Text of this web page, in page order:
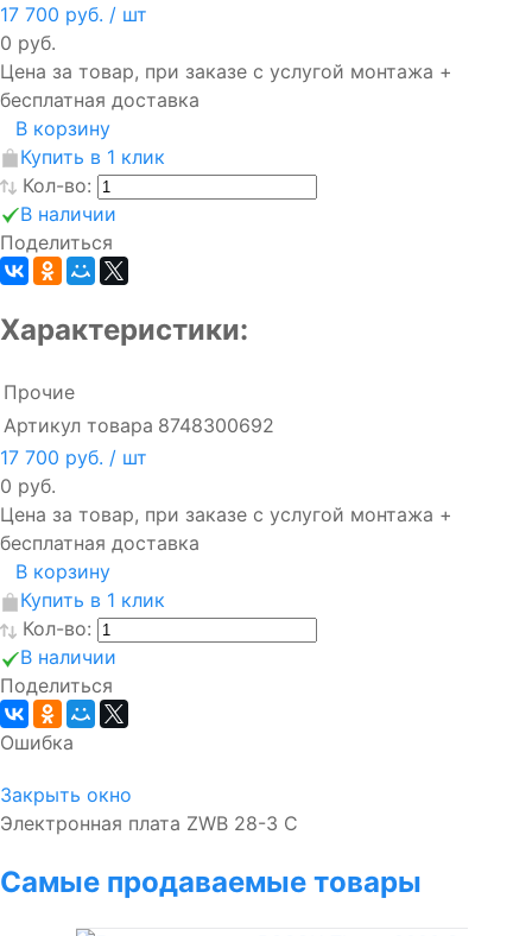
17 700 руб. / шт
0 руб.
Цена за товар, при заказе с услугой монтажа +
бесплатная доставка
В корзину
Купить в 1 клик
Кол-во:
В наличии
Поделиться
Характеристики:
Прочие
Артикул товара 8748300692
17 700 руб. / шт
0 руб.
Цена за товар, при заказе с услугой монтажа +
бесплатная доставка
В корзину
Купить в 1 клик
Кол-во:
В наличии
Поделиться
Ошибка
Закрыть окно
Электронная плата ZWB 28-3 C
Самые продаваемые товары